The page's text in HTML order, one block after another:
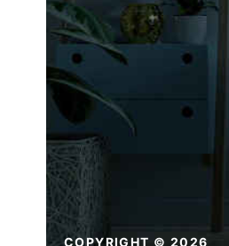
COPYRIGHT © 2026